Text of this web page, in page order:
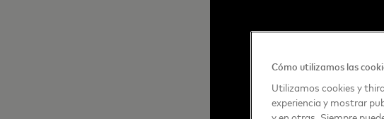
Cómo utilizamos las
Utilizamos cookies y
experiencia y mostrar
y en otras. Siempre